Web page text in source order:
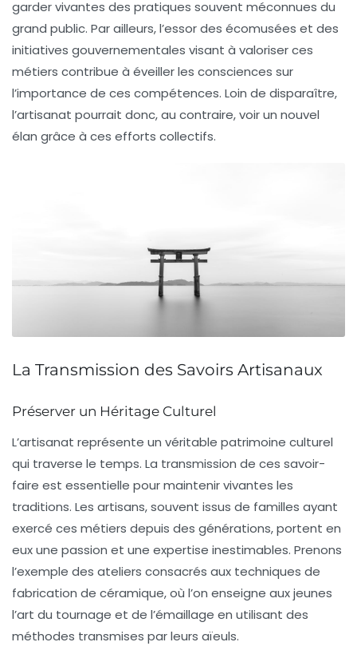
garder vivantes des pratiques souvent méconnues du
grand public. Par ailleurs, l’essor des écomusées et des
initiatives gouvernementales visant à valoriser ces
métiers contribue à éveiller les consciences sur
l’importance de ces compétences. Loin de disparaître,
l’artisanat pourrait donc, au contraire, voir un nouvel
élan grâce à ces efforts collectifs.
La Transmission des Savoirs Artisanaux
Préserver un Héritage Culturel
L’artisanat représente un véritable patrimoine culturel
qui traverse le temps. La transmission de ces savoir-
faire est essentielle pour maintenir vivantes les
traditions. Les artisans, souvent issus de familles ayant
exercé ces métiers depuis des générations, portent en
eux une passion et une expertise inestimables. Prenons
l’exemple des ateliers consacrés aux techniques de
fabrication de céramique, où l’on enseigne aux jeunes
l’art du tournage et de l’émaillage en utilisant des
méthodes transmises par leurs aïeuls.